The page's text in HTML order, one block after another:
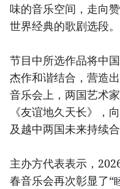
味的音乐空间，走向
世界经典的歌剧选段。
节目中所选作品将中
杰作和谐结合，营造
音乐会上，两国艺术
《友谊地久天长》，
及越中两国未来持续
主办方代表表示，
春音乐会再次彰显了“